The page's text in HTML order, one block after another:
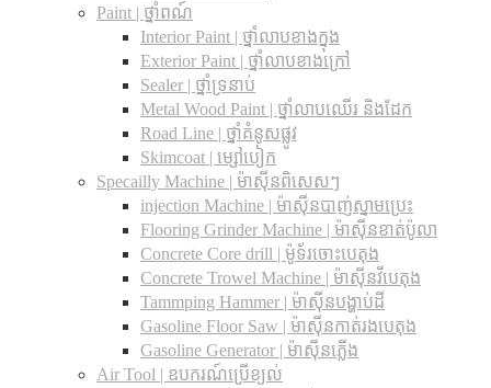
Paint | ថ្នាំពណ៍
Interior Paint | ថ្នាំលាបខាងក្នុង
Exterior Paint | ថ្នាំលាបខាងក្រៅ
Sealer | ថ្នាំទ្រនាប់
Metal Wood Paint | ថ្នាំលាបឈើរ និងដែក
Road Line | ថ្នាំគំនូសផ្លូវ
Skimcoat | ម្សៅបៀក
Specailly Machine | ម៉ាស៊ីនពិសេសៗ
injection Machine | ម៉ាស៊ីនបាញ់ស្នាមប្រេះ
Flooring Grinder Machine | ម៉ាស៊ីនខាត់ប៉ូលា
Concrete Core drill | ម៉ូទ័រចោះបេតុង
Concrete Trowel Machine | ម៉ាស៊ីនវីបេតុង
Tammping Hammer | ម៉ាស៊ីនបង្ហាប់ដី
Gasoline Floor Saw | ម៉ាស៊ីនកាត់រងបេតុង
Gasoline Generator | ម៉ាស៊ីនភ្លើង
Air Tool | ឧបករណ៍ប្រើខ្យល់